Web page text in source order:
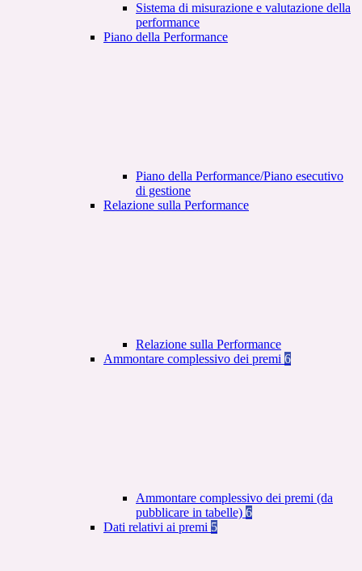
Sistema di misurazione e valutazione della
performance
Piano della Performance
Piano della Performance/Piano esecutivo
di gestione
Relazione sulla Performance
Relazione sulla Performance
Ammontare complessivo dei premi 6
Ammontare complessivo dei premi (da
pubblicare in tabelle) 6
Dati relativi ai premi 5